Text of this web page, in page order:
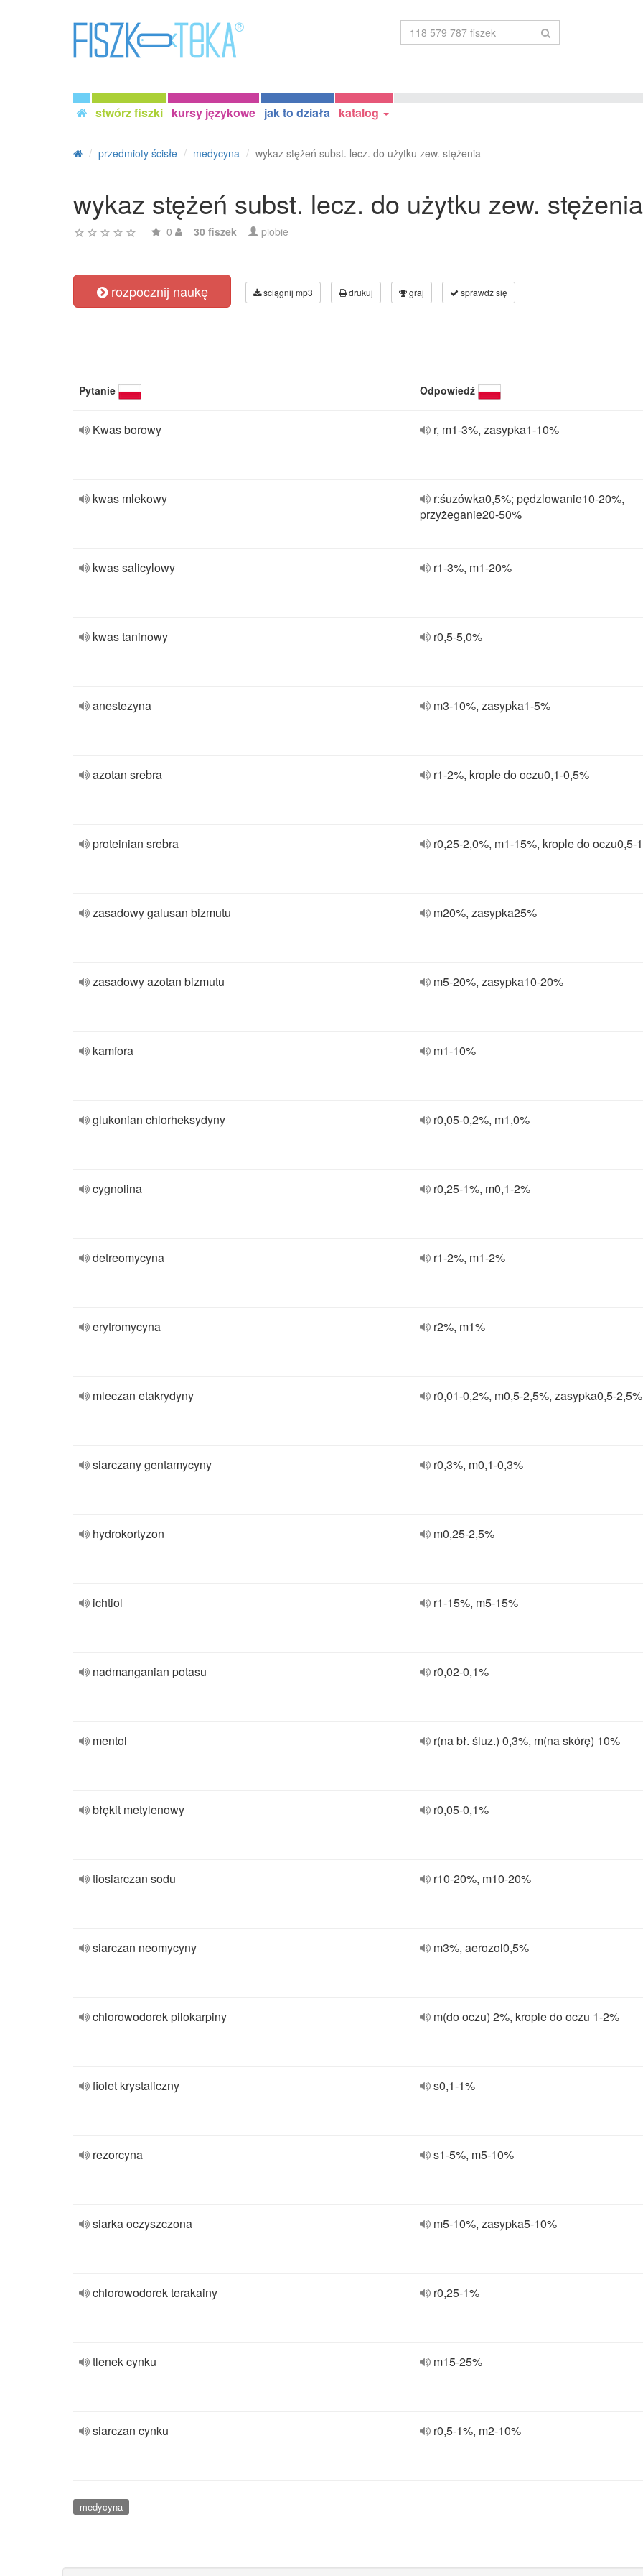
stwórz fiszki kursy językowe jak to działa katalog
przedmioty ścisłe medycyna wykaz stężeń subst. lecz. do użytku zew. stężenia
wykaz stężeń subst. lecz. do użytku zew. stężenia
0 30 fiszek piobie
rozpocznij naukę ściągnij mp3 drukuj graj sprawdź się
Pytanie Odpowiedź
Kwas borowy r, m1-3%, zasypka1-10%
kwas mlekowy
r:śuzówka0,5%; pędzlowanie10-20%,
przyżeganie20-50%
kwas salicylowy r1-3%, m1-20%
kwas taninowy r0,5-5,0%
anestezyna m3-10%, zasypka1-5%
azotan srebra r1-2%, krople do oczu0,1-0,5%
proteinian srebra r0,25-2,0%, m1-15%, krople do oczu0,5-
zasadowy galusan bizmutu m20%, zasypka25%
zasadowy azotan bizmutu m5-20%, zasypka10-20%
kamfora m1-10%
glukonian chlorheksydyny r0,05-0,2%, m1,0%
cygnolina r0,25-1%, m0,1-2%
detreomycyna r1-2%, m1-2%
erytromycyna r2%, m1%
mleczan etakrydyny r0,01-0,2%, m0,5-2,5%, zasypka0,5-2,5%
siarczany gentamycyny r0,3%, m0,1-0,3%
hydrokortyzon m0,25-2,5%
ichtiol r1-15%, m5-15%
nadmanganian potasu r0,02-0,1%
mentol r(na bł. śluz.) 0,3%, m(na skórę) 10%
błękit metylenowy r0,05-0,1%
tiosiarczan sodu r10-20%, m10-20%
siarczan neomycyny m3%, aerozol0,5%
chlorowodorek pilokarpiny m(do oczu) 2%, krople do oczu 1-2%
fiolet krystaliczny s0,1-1%
rezorcyna s1-5%, m5-10%
siarka oczyszczona m5-10%, zasypka5-10%
chlorowodorek terakainy r0,25-1%
tlenek cynku m15-25%
siarczan cynku r0,5-1%, m2-10%
medycyna